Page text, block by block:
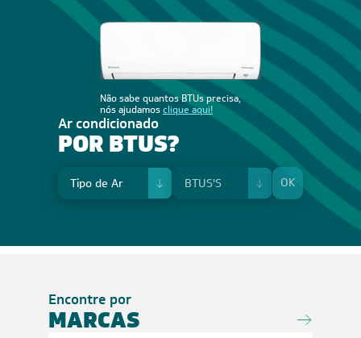
Não sabe quantos BTUs precisa,
nós ajudamosclique aqui!
Ar condicionado
POR BTUS?
OK
Encontre por
MARCAS